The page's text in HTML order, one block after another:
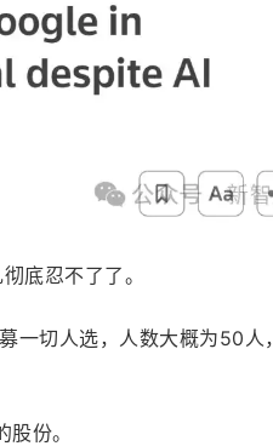
底忍不了了。
一切人选，人数大概为50人
份。